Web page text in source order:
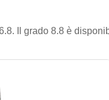
Il grado 8.8 è